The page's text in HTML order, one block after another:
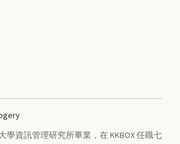
學資訊管理研究所畢業，在 KKBOX 任職七